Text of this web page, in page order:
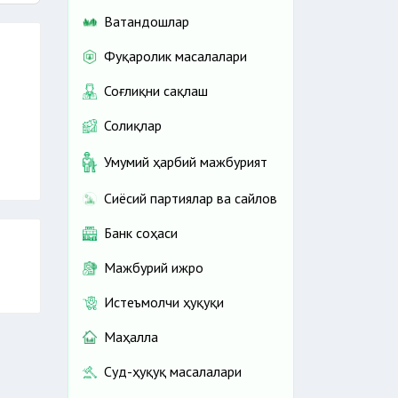
Ватандошлар
Фуқаролик масалалари
Соғлиқни сақлаш
Солиқлар
Умумий ҳарбий мажбурият
Сиёсий партиялар ва сайлов
Банк соҳаси
Мажбурий ижро
Истеъмолчи ҳуқуқи
Маҳалла
Суд-ҳуқуқ масалалари